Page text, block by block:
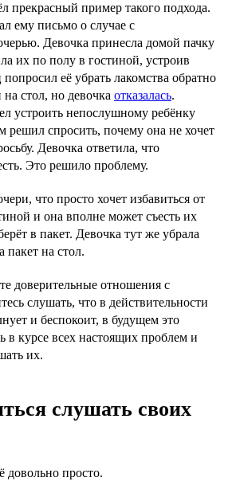
прекрасный пример такого подхода.
ему письмо о случае с
Девочка принесла домой пачку
их по полу в гостиной, устроив
её убрать лакомства обратно
на стол, но девочка отказалась.
устроить непослушному ребёнку
решил спросить, почему она не хочет
Девочка ответила, что
Это решило проблему.
что просто хочет избавиться от
и она вполне может съесть их
в пакет. Девочка тут же убрала
пакет на стол.
доверительные отношения с
слушать, что в действительности
и беспокоит, в будущем это
в курсе всех настоящих проблем и
их.
слушать своих
довольно просто.